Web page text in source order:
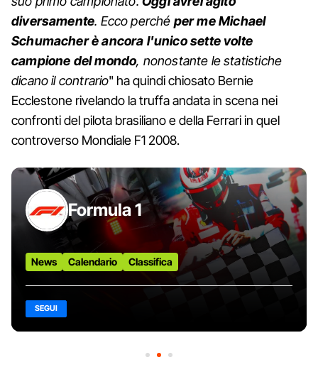
diversamente. Ecco perché per me Michael
Schumacher è ancora l'unico sette volte
campione del mondo, nonostante le statistiche
dicano il contrario" ha quindi chiosato Bernie
Ecclestone rivelando la truffa andata in scena nei
confronti del pilota brasiliano e della Ferrari in quel
controverso Mondiale F1 2008.
Formula 1
News Calendario Classifica
SEGUI